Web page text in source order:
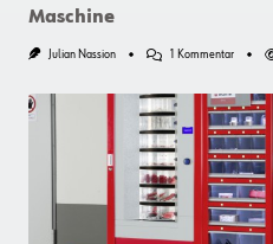
Maschine
Julian Nassion 1 KommentarZu
Druckluft:
So
Wählen
Sie
Die
Richtige
Maschine